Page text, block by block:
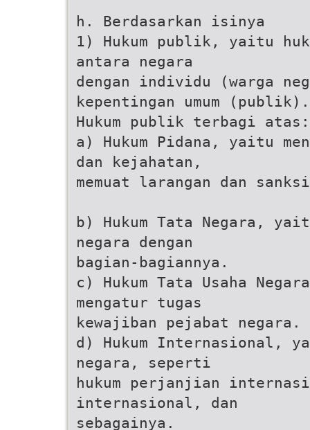
h. Berdasarkan isinya
1) Hukum publik, yaitu
antara negara
dengan individu (warga
kepentingan umum (publik).
Hukum publik terbagi atas:
a) Hukum Pidana, yaitu
dan kejahatan,
memuat larangan dan
b) Hukum Tata Negara,
negara dengan
bagian-bagiannya.
c) Hukum Tata Usaha
mengatur tugas
kewajiban pejabat negara.
d) Hukum Internasional,
negara, seperti
hukum perjanjian
internasional, dan
sebagainya.